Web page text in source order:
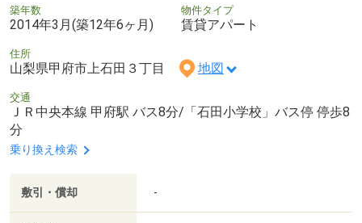
築年数
2014年3月(築12年6ヶ月)
物件タイプ
賃貸アパート
住所
山梨県甲府市上石田３丁目 地図
交通
ＪＲ中央本線 甲府駅 バス8分/「石田小学校」バス停 停歩8
分
乗り換え検索
敷引・償却 -